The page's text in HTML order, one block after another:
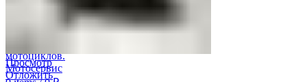
Просмотр
Отложить